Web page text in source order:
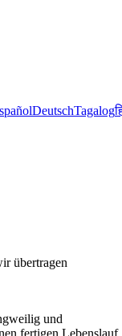
DeutschTagalog
übertragen
und
fertigen Lebenslauf